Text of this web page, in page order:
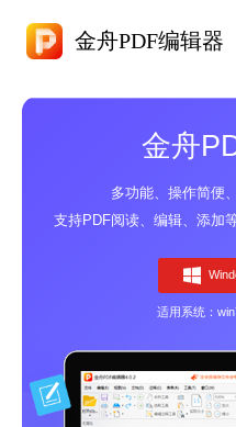
金舟PDF编辑器
金舟
多功能、操作简便
支持PDF阅读、编辑、添加
适用系统：